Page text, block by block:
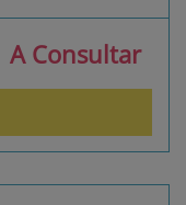
A Consultar